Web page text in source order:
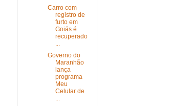
Carro com
registro de
furto em
Goiás é
recuperado
...
Governo do
Maranhão
lança
programa
Meu
Celular de
...